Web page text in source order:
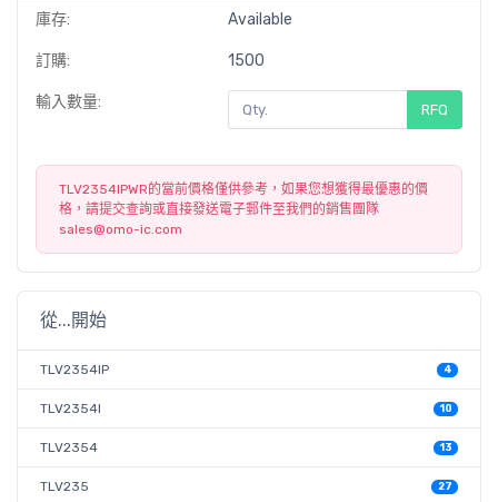
庫存: Available
訂購: 1500
輸入數量: RFQ
TLV2354IPWR的當前價格僅供參考，如果您想獲得最優惠的價
格，請提交查詢或直接發送電子郵件至我們的銷售團隊
sales@omo-ic.com
從...開始
TLV2354IP 4
TLV2354I 10
TLV2354 13
TLV235 27